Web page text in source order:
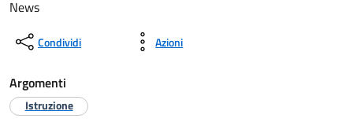
News
Condividi Azioni
Argomenti
Istruzione